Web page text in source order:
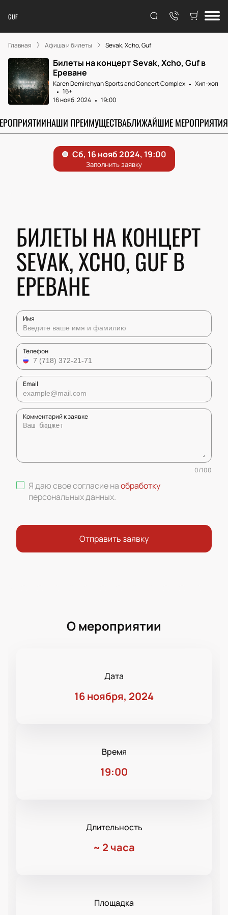
GUF
Главная Афиша и билеты Sevak, Xcho, Guf
Билеты на концерт Sevak, Xcho, Guf в
Ереване
Karen Demirchyan Sports and Concert Complex
Хип-хоп
16+
16 нояб. 2024
19:00
НАШИ ПРЕИМУЩЕСТВАБЛИЖАЙШИЕ МЕРОПРИЯТИЯ
БИЛЕТЫ НА КОНЦЕРТ
SEVAK, XCHO, GUF В
ЕРЕВАНЕ
Имя
Телефон
Email
Комментарий к заявке
0/100
Я даю свое согласие наобработку
персональных данных.
Отправить заявку
О мероприятии
Дата
16 ноября, 2024
Время
19:00
Длительность
~ 2 часа
Площадка